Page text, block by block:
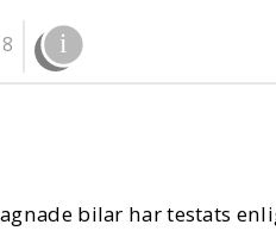
bilar har testats